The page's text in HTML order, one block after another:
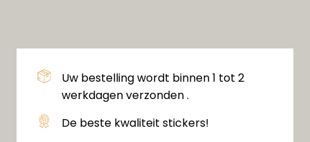
Uw bestelling wordt binnen 1 tot 2
werkdagen verzonden .
De beste kwaliteit stickers!